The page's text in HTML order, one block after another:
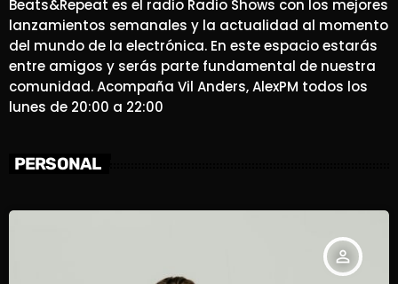
Beats&Repeat es el radio Radio Shows con los mejores
lanzamientos semanales y la actualidad al momento
del mundo de la electrónica. En este espacio estarás
entre amigos y serás parte fundamental de nuestra
comunidad. Acompaña Vil Anders, AlexPM todos los
lunes de 20:00 a 22:00
PERSONAL